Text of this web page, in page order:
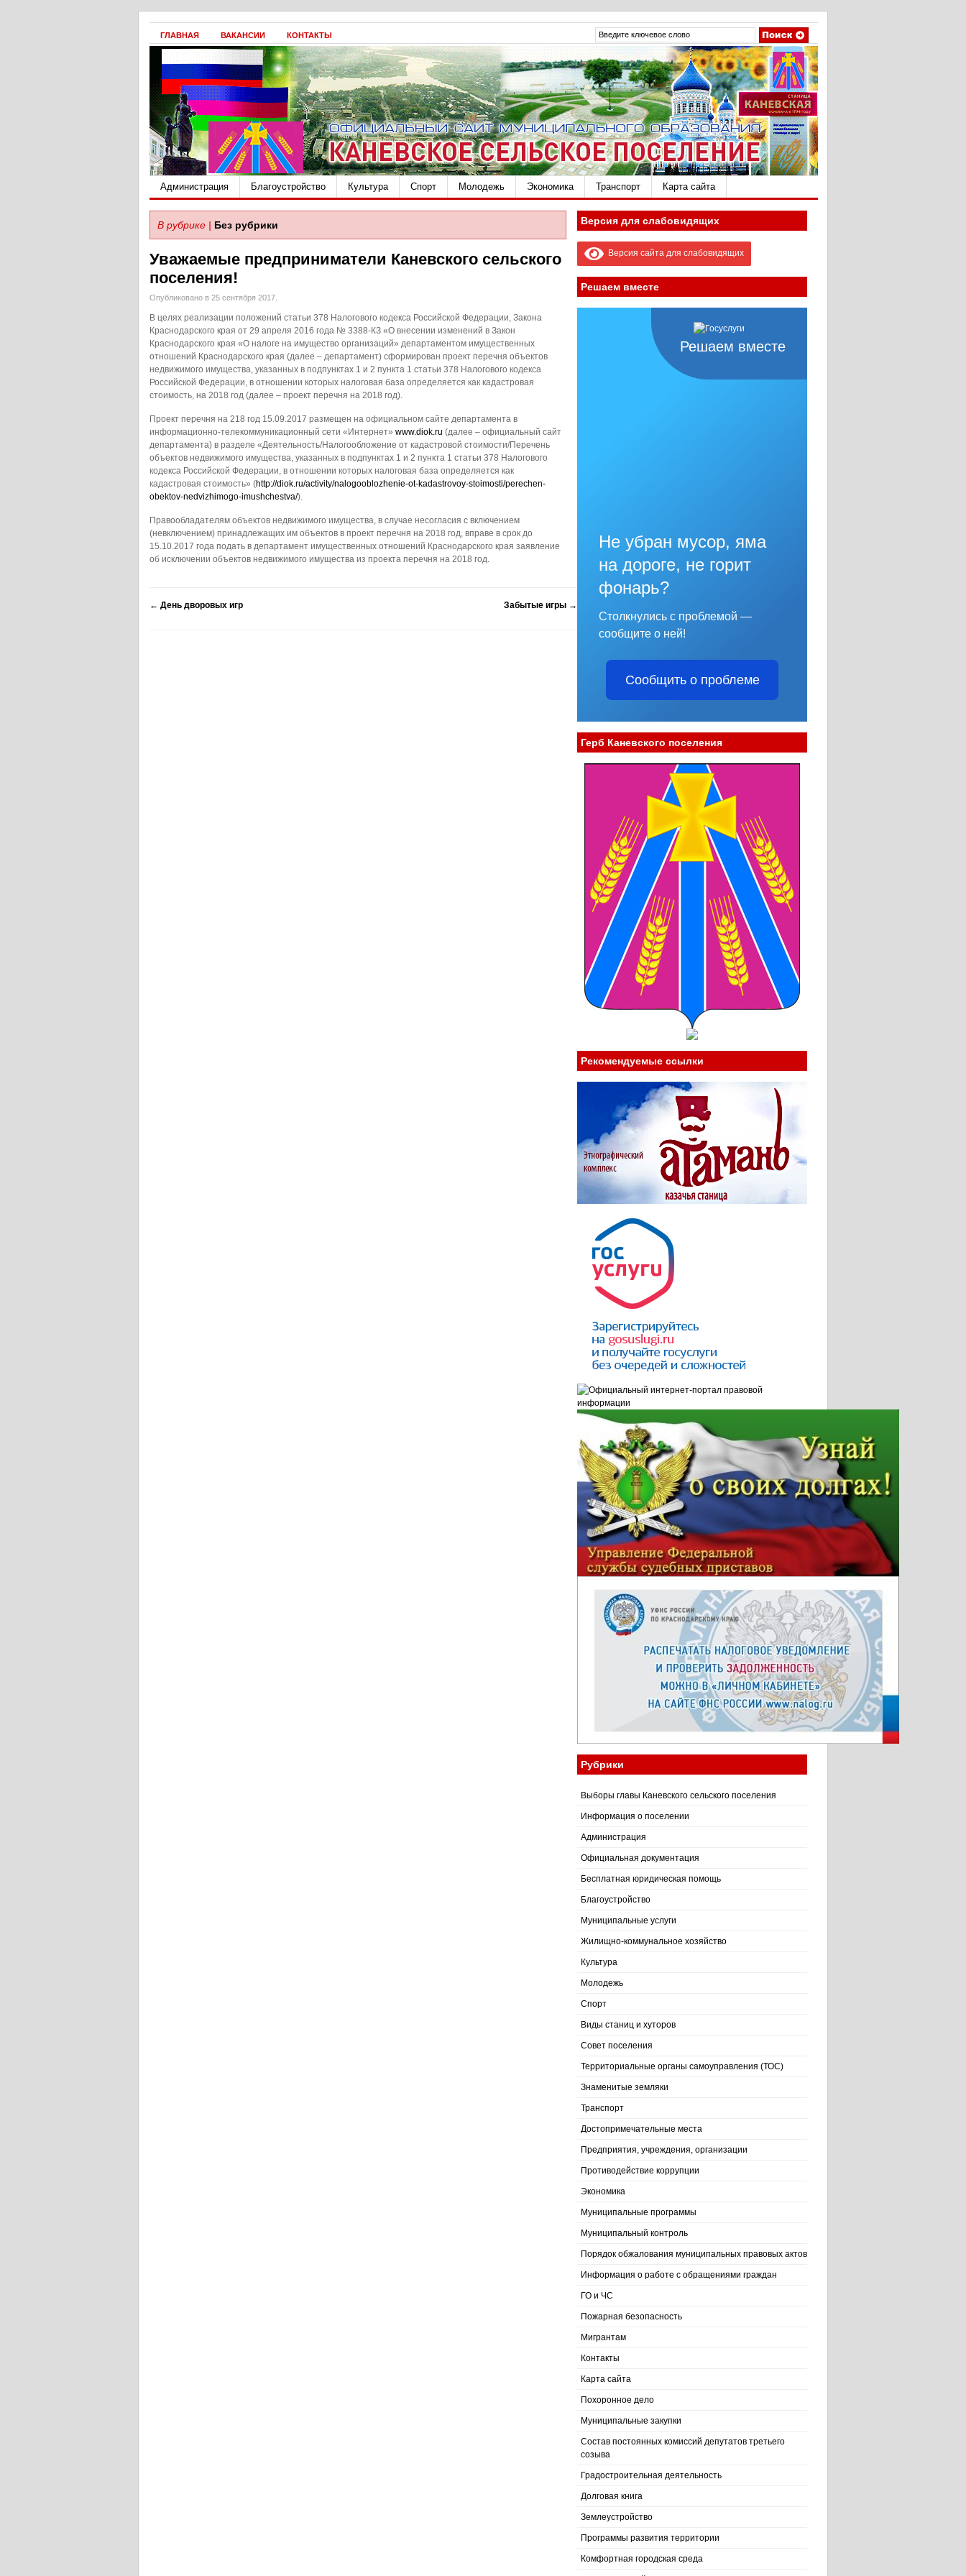
ГЛАВНАЯ ВАКАНСИИ КОНТАКТЫ
Администрация Благоустройство Культура Спорт Молодежь Экономика Транспорт Карта сайта
В рубрике | Без рубрики
Уважаемые предприниматели Каневского сельского
поселения!
Опубликовано в 25 сентября 2017.
В целях реализации положений статьи 378 Налогового кодекса Российской Федерации, Закона
Краснодарского края от 29 апреля 2016 года № 3388-КЗ «О внесении изменений в Закон
Краснодарского края «О налоге на имущество организаций» департаментом имущественных
отношений Краснодарского края (далее – департамент) сформирован проект перечня объектов
недвижимого имущества, указанных в подпунктах 1 и 2 пункта 1 статьи 378 Налогового кодекса
Российской Федерации, в отношении которых налоговая база определяется как кадастровая
стоимость, на 2018 год (далее – проект перечня на 2018 год).
Проект перечня на 218 год 15.09.2017 размещен на официальном сайте департамента в
информационно-телекоммуникационный сети «Интернет» www.diok.ru (далее – официальный сайт
департамента) в разделе «Деятельность/Налогообложение от кадастровой стоимости/Перечень
объектов недвижимого имущества, указанных в подпунктах 1 и 2 пункта 1 статьи 378 Налогового
кодекса Российской Федерации, в отношении которых налоговая база определяется как
кадастровая стоимость» (http://diok.ru/activity/nalogooblozhenie-ot-kadastrovoy-stoimosti/perechen-
obektov-nedvizhimogo-imushchestva/).
Правообладателям объектов недвижимого имущества, в случае несогласия с включением
(невключением) принадлежащих им объектов в проект перечня на 2018 год, вправе в срок до
15.10.2017 года подать в департамент имущественных отношений Краснодарского края заявление
об исключении объектов недвижимого имущества из проекта перечня на 2018 год.
← День дворовых игр Забытые игры →
Версия для слабовидящих
Версия сайта для слабовидящих
Решаем вместе
Решаем вместе
Не убран мусор, яма
на дороге, не горит
фонарь?
Столкнулись с проблемой —
сообщите о ней!
Сообщить о проблеме
Герб Каневского поселения
Рекомендуемые ссылки
Рубрики
Выборы главы Каневского сельского поселения
Информация о поселении
Администрация
Официальная документация
Бесплатная юридическая помощь
Благоустройство
Муниципальные услуги
Жилищно-коммунальное хозяйство
Культура
Молодежь
Спорт
Виды станиц и хуторов
Совет поселения
Территориальные органы самоуправления (ТОС)
Знаменитые земляки
Транспорт
Достопримечательные места
Предприятия, учреждения, организации
Противодействие коррупции
Экономика
Муниципальные программы
Муниципальный контроль
Порядок обжалования муниципальных правовых актов
Информация о работе с обращениями граждан
ГО и ЧС
Пожарная безопасность
Мигрантам
Контакты
Карта сайта
Похоронное дело
Муниципальные закупки
Состав постоянных комиссий депутатов третьего
созыва
Градостроительная деятельность
Долговая книга
Землеустройство
Программы развития территории
Комфортная городская среда